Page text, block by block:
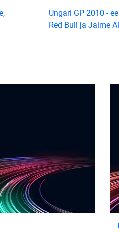
Ungari GP 2010 -
Red Bull ja Jaime